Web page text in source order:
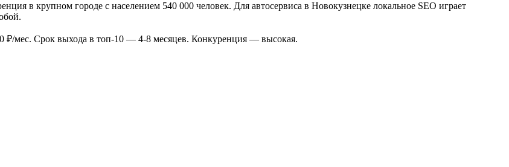
в крупном городе с населением 540 000 человек. Для автосервиса в Новокузнецке локальное SEO играет
₽/мес. Срок выхода в топ-10 — 4-8 месяцев. Конкуренция — высокая.